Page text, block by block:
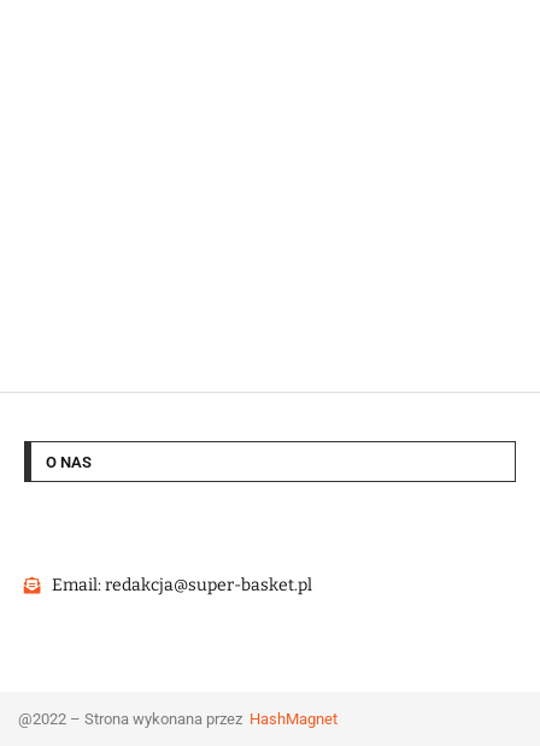
O NAS
Email: redakcja@super-basket.pl
@2022 – Strona wykonana przez HashMagnet